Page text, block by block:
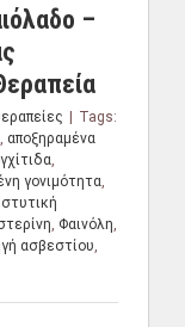
–
| Tags:
αποξηραμένα
γονιμότητα
στυτική
Φαινόλη
ασβεστίου